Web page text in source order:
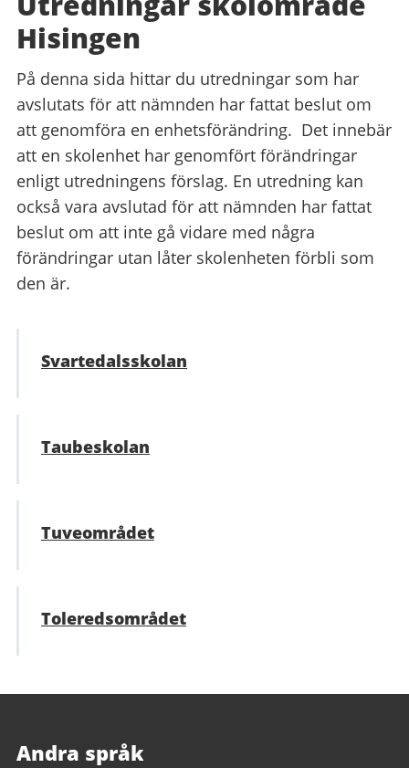
Hisingen
På denna sida hittar du utredningar som har
avslutats för att nämnden har fattat beslut om
att genomföra en enhetsförändring. Det innebär
att en skolenhet har genomfört förändringar
enligt utredningens förslag. En utredning kan
också vara avslutad för att nämnden har fattat
beslut om att inte gå vidare med några
förändringar utan låter skolenheten förbli som
den är.
Svartedalsskolan
Taubeskolan
Tuveområdet
Toleredsområdet
Andra språk